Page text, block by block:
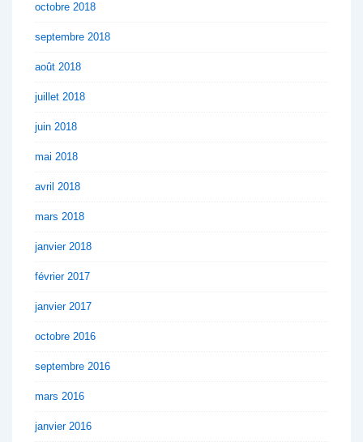
octobre 2018
septembre 2018
août 2018
juillet 2018
juin 2018
mai 2018
avril 2018
mars 2018
janvier 2018
février 2017
janvier 2017
octobre 2016
septembre 2016
mars 2016
janvier 2016